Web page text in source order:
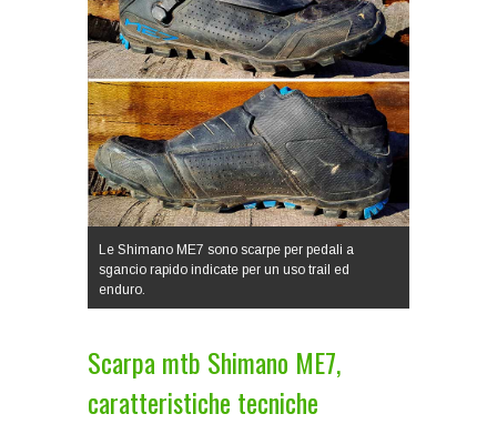
Le Shimano ME7 sono scarpe per pedali a
sgancio rapido indicate per un uso trail ed
enduro.
Scarpa mtb Shimano ME7,
caratteristiche tecniche